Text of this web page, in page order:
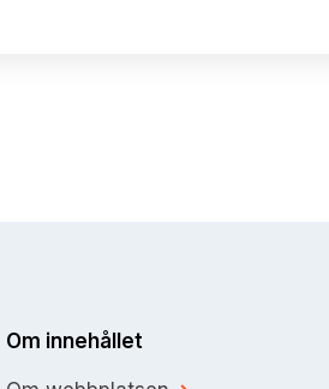
Om innehållet